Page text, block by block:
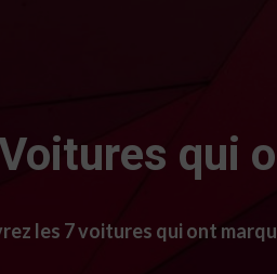
qui
les 7 voitures qui ont